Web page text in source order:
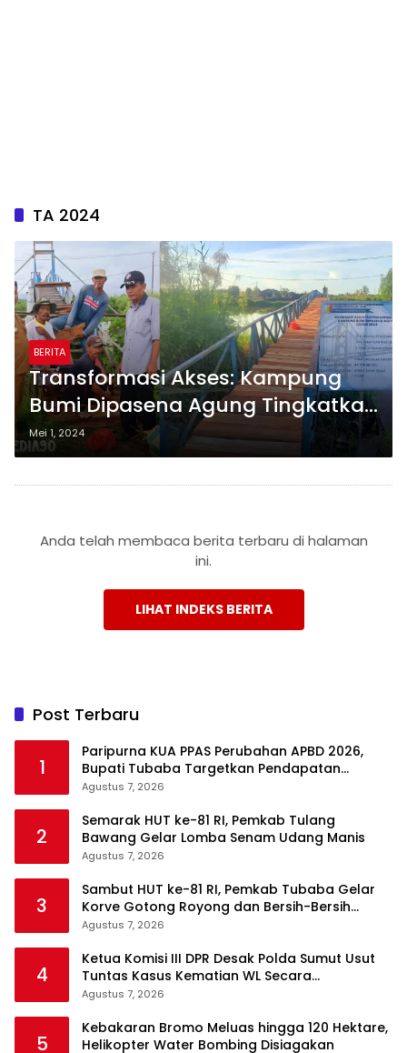
TA 2024
BERITA
Transformasi Akses: Kampung
Bumi Dipasena Agung Tingkatkan
Mobilitas dengan Renovasi 12
Jembatan Kayu di Areal Tambak
Mei 1, 2024
Anda telah membaca berita terbaru di halaman
ini.
LIHAT INDEKS BERITA
Post Terbaru
1
Paripurna KUA PPAS Perubahan APBD 2026,
Bupati Tubaba Targetkan Pendapatan
Daerah Rp820,3 Miliar
Agustus 7, 2026
2
Semarak HUT ke-81 RI, Pemkab Tulang
Bawang Gelar Lomba Senam Udang Manis
Agustus 7, 2026
3
Sambut HUT ke-81 RI, Pemkab Tubaba Gelar
Korve Gotong Royong dan Bersih-Bersih
Serentak
Agustus 7, 2026
4
Ketua Komisi III DPR Desak Polda Sumut Usut
Tuntas Kasus Kematian WL Secara
Transparan
Agustus 7, 2026
5
Kebakaran Bromo Meluas hingga 120 Hektare,
Helikopter Water Bombing Disiagakan